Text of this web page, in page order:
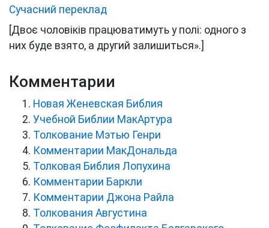
Сучасний переклад
Двоє чоловіків працюватимуть у полі: одного з
них буде взято, а другий залишиться».
Комментарии
Новая Женевская Библия
Учебной Библии МакАртура
Толкование Мэтью Генри
Комментарии МакДональда
Толковая Библия Лопухина
Комментарии Баркли
Комментарии Джона Райла
Толкования Августина